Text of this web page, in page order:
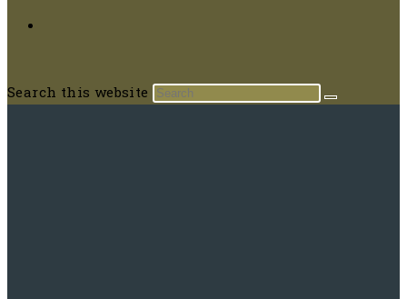
Search this website